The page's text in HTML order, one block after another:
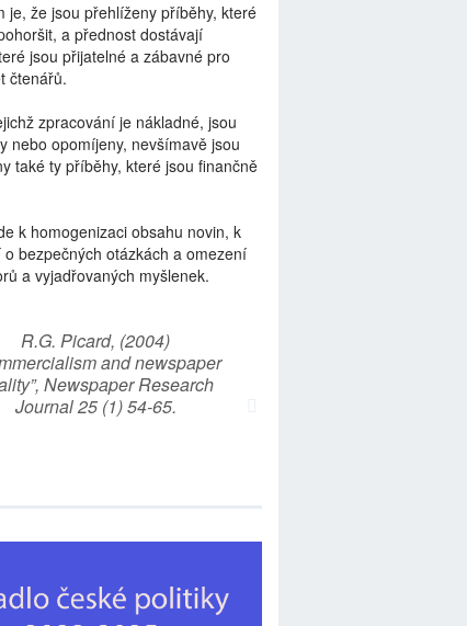
je, že jsou přehlíženy příběhy, které
a přednost dostávají
jsou přijatelné a zábavné pro
čtenářů.
zpracování je nákladné, jsou
nebo opomíjeny, nevšímavě jsou
také ty příběhy, které jsou finančně
k homogenizaci obsahu novin, k
o bezpečných otázkách a omezení
a vyjadřovaných myšlenek.
R.G. Picard, (2004)
and newspaper
Newspaper Research
Journal 25 (1) 54-65.